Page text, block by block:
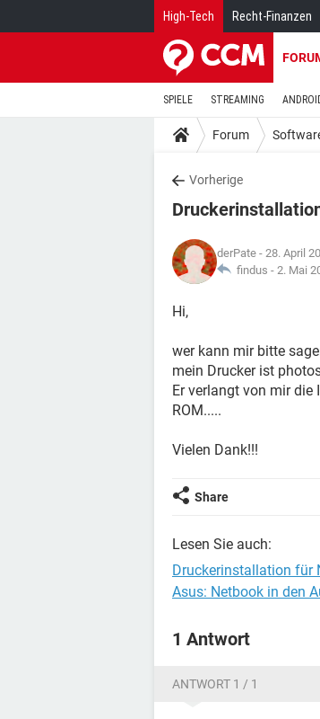
High-Tech Recht-Finanzen
SPIELE STREAMING
Forum
Vorherige
derPate - 28. April
findus - 2. Mai
Hi,
wer kann mir bitte
mein Drucker ist
Er verlangt von mir die
ROM.....
Vielen Dank!!!
Share
Lesen Sie auch:
Druckerinstallation für
Asus: Netbook in den
1 Antwort
ANTWORT 1 / 1